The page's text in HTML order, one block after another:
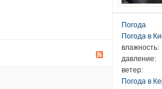
Погода
Погода в
влажность:
давление:
ветер:
Погода в